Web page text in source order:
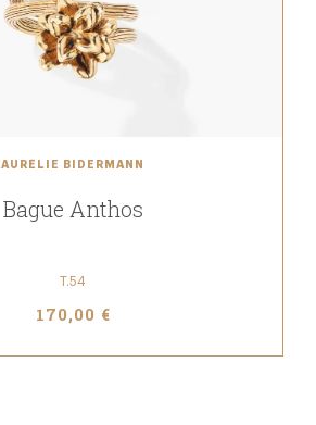
AURÉLIE BIDERMANN
Bague Anthos
T.54
170,00 €